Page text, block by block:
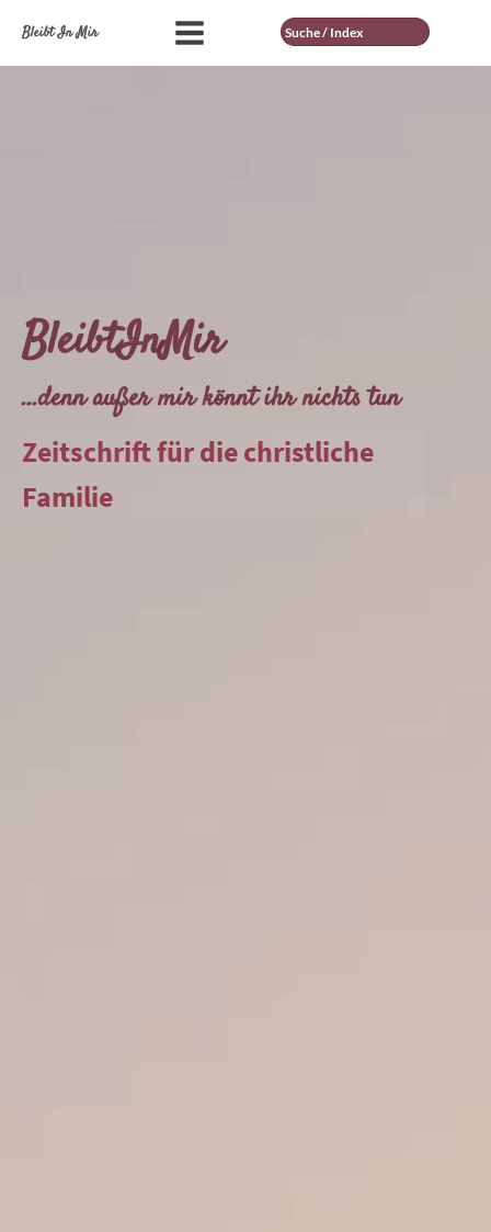
Bleibt In Mir Suche
BleibtInMir
...denn außer mir könnt ihr nichts tun
Zeitschrift für die christliche
Familie